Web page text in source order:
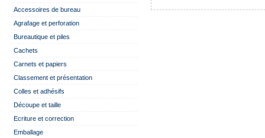
Accessoires de bureau
Agrafage et perforation
Bureautique et piles
Cachets
Carnets et papiers
Classement et présentation
Colles et adhésifs
Découpe et taille
Ecriture et correction
Emballage